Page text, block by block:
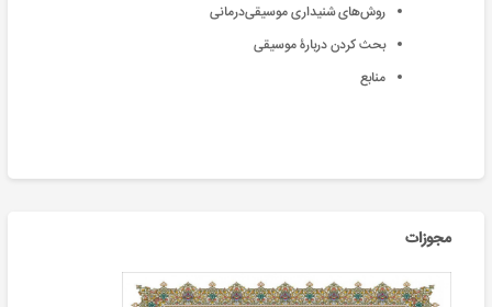
روش‌های شنیداری موسیقی‌درمانی
بحث کردن دربارۀ موسیقی
منابع
مجوزات